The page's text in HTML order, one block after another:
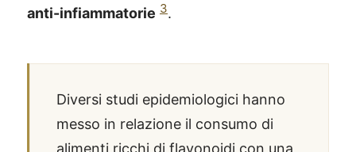
anti-infiammatorie 3.
Diversi studi epidemiologici hanno
messo in relazione il consumo di
alimenti ricchi di flavonoidi con una